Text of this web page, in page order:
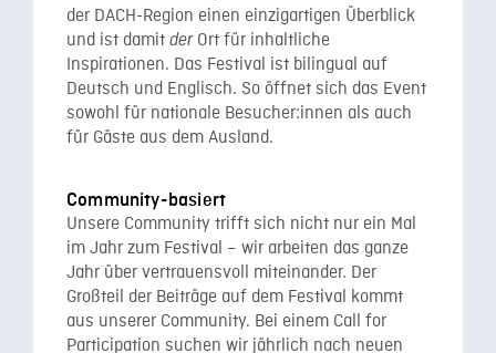
der DACH-Region einen einzigartigen Überblick
und ist damit derOrt für inhaltliche
Inspirationen. Das Festival ist bilingual auf
Deutsch und Englisch. So öffnet sich das Event
sowohl für nationale Besucher:innen als auch
für Gäste aus dem Ausland.
Community-basiert
Unsere Community trifft sich nicht nur ein Mal
im Jahr zum Festival – wir arbeiten das ganze
Jahr über vertrauensvoll miteinander. Der
Großteil der Beiträge auf dem Festival kommt
aus unserer Community. Bei einem Call for
Participation suchen wir jährlich nach neuen